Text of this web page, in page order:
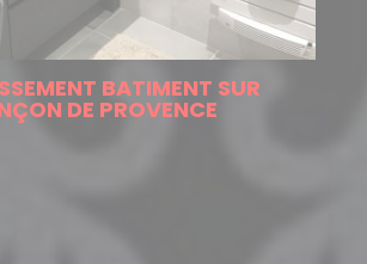
BATIMENT SUR
DE PROVENCE